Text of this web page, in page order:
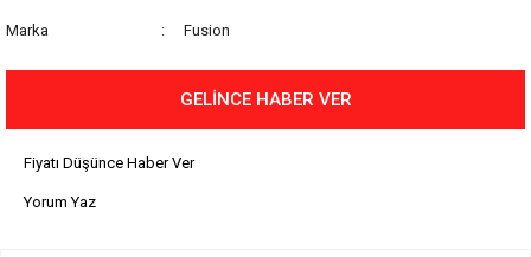
Marka Fusion
GELİNCE HABER VER
Fiyatı Düşünce Haber Ver
Yorum Yaz